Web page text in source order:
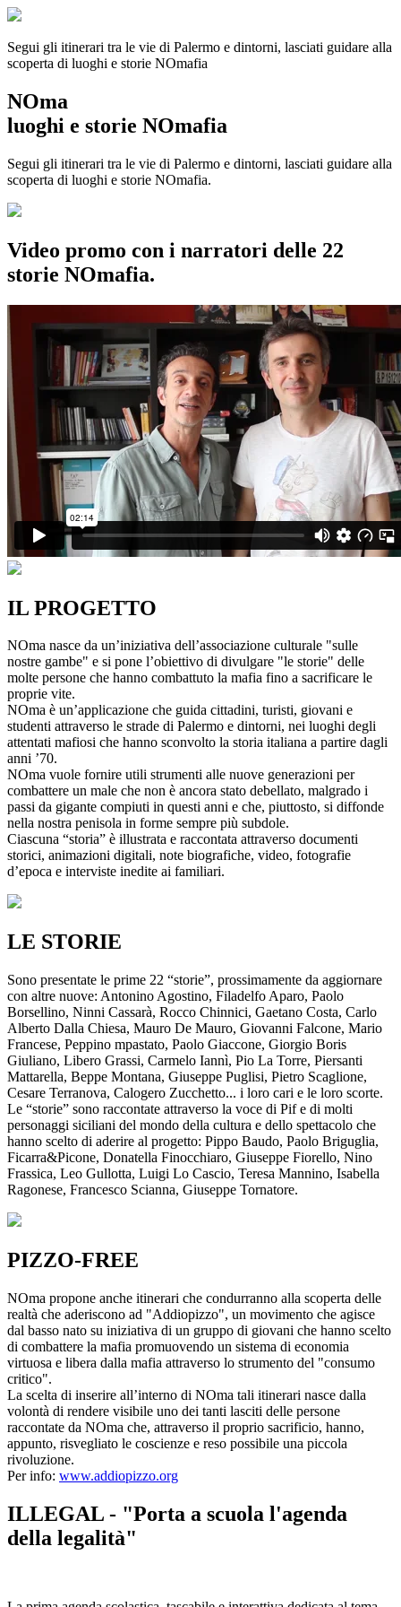
Segui gli itinerari tra le vie di Palermo e dintorni, lasciati guidare alla
scoperta di luoghi e storie NOmafia
NOma
luoghi e storie NOmafia
Segui gli itinerari tra le vie di Palermo e dintorni, lasciati guidare alla
scoperta di luoghi e storie NOmafia.
Video promo con i narratori delle 22
storie NOmafia.
IL PROGETTO
NOma nasce da un’iniziativa dell’associazione culturale "sulle
nostre gambe" e si pone l’obiettivo di divulgare "le storie" delle
molte persone che hanno combattuto la mafia fino a sacrificare le
proprie vite.
NOma è un’applicazione che guida cittadini, turisti, giovani e
studenti attraverso le strade di Palermo e dintorni, nei luoghi degli
attentati mafiosi che hanno sconvolto la storia italiana a partire dagli
anni ’70.
NOma vuole fornire utili strumenti alle nuove generazioni per
combattere un male che non è ancora stato debellato, malgrado i
passi da gigante compiuti in questi anni e che, piuttosto, si diffonde
nella nostra penisola in forme sempre più subdole.
Ciascuna “storia” è illustrata e raccontata attraverso documenti
storici, animazioni digitali, note biografiche, video, fotografie
d’epoca e interviste inedite ai familiari.
LE STORIE
Sono presentate le prime 22 “storie”, prossimamente da aggiornare
con altre nuove: Antonino Agostino, Filadelfo Aparo, Paolo
Borsellino, Ninni Cassarà, Rocco Chinnici, Gaetano Costa, Carlo
Alberto Dalla Chiesa, Mauro De Mauro, Giovanni Falcone, Mario
Francese, Peppino mpastato, Paolo Giaccone, Giorgio Boris
Giuliano, Libero Grassi, Carmelo Iannì, Pio La Torre, Piersanti
Mattarella, Beppe Montana, Giuseppe Puglisi, Pietro Scaglione,
Cesare Terranova, Calogero Zucchetto... i loro cari e le loro scorte.
Le “storie” sono raccontate attraverso la voce di Pif e di molti
personaggi siciliani del mondo della cultura e dello spettacolo che
hanno scelto di aderire al progetto: Pippo Baudo, Paolo Briguglia,
Ficarra&Picone, Donatella Finocchiaro, Giuseppe Fiorello, Nino
Frassica, Leo Gullotta, Luigi Lo Cascio, Teresa Mannino, Isabella
Ragonese, Francesco Scianna, Giuseppe Tornatore.
PIZZO-FREE
NOma propone anche itinerari che condurranno alla scoperta delle
realtà che aderiscono ad "Addiopizzo", un movimento che agisce
dal basso nato su iniziativa di un gruppo di giovani che hanno scelto
di combattere la mafia promuovendo un sistema di economia
virtuosa e libera dalla mafia attraverso lo strumento del "consumo
critico".
La scelta di inserire all’interno di NOma tali itinerari nasce dalla
volontà di rendere visibile uno dei tanti lasciti delle persone
raccontate da NOma che, attraverso il proprio sacrificio, hanno,
appunto, risvegliato le coscienze e reso possibile una piccola
rivoluzione.
Per info: www.addiopizzo.org
ILLEGAL - "Porta a scuola l'agenda
della legalità"